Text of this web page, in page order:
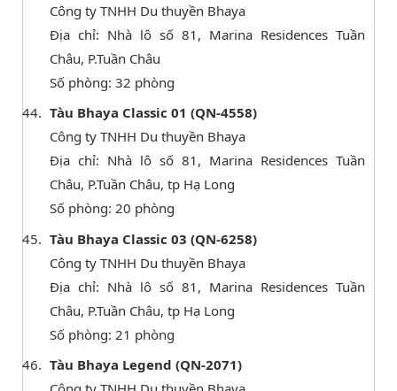
Công ty TNHH Du thuyền Bhaya
Địa chỉ: Nhà lô số 81, Marina Residences Tuần
Châu, P.Tuần Châu
Số phòng: 32 phòng
Tàu Bhaya Classic 01 (QN-4558)
Công ty TNHH Du thuyền Bhaya
Địa chỉ: Nhà lô số 81, Marina Residences Tuần
Châu, P.Tuần Châu, tp Hạ Long
Số phòng: 20 phòng
Tàu Bhaya Classic 03 (QN-6258)
Công ty TNHH Du thuyền Bhaya
Địa chỉ: Nhà lô số 81, Marina Residences Tuần
Châu, P.Tuần Châu, tp Hạ Long
Số phòng: 21 phòng
Tàu Bhaya Legend (QN-2071)